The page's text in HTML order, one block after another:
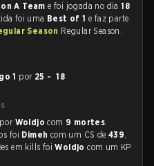
A Teame foi jogada no dia18
foi uma Best of 1e faz parte
Season Regular Season.
1 por 25 - 18
Woldjo com 9 mortes.
foi Dimeh com um CS de439.
em kills foiWoldjo com um KP